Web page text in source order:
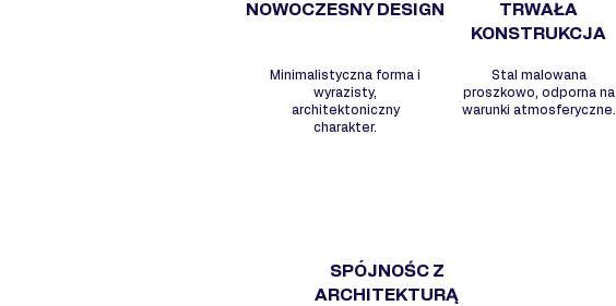
TRWAŁA
KONSTRUKCJA
NOWOCZESNY DESIGN
Minimalistyczna forma i
wyrazisty,
architektoniczny
charakter.
Stal malowana
proszkowo, odporna na
warunki atmosferyczne.
SPÓJNOŚC Z
ARCHITEKTURĄ